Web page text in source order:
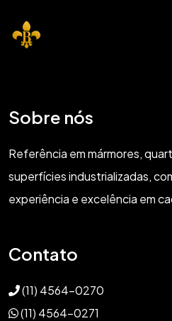
Sobre nós
Referência em mármores,
superfícies industrializadas,
experiência e excelência em
Contato
(11) 4564-0270
(11) 4564-0271